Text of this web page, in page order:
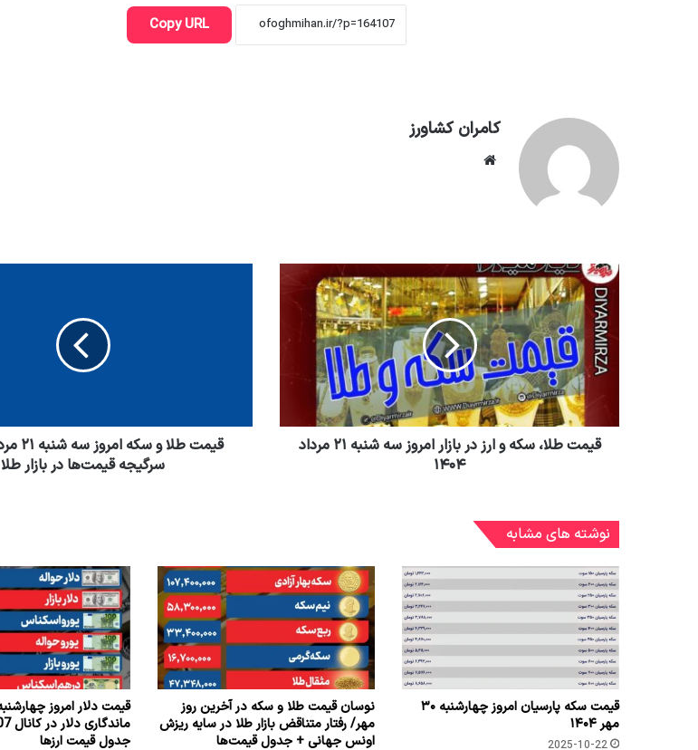
Copy URL
کامران کشاورز
قیمت طلا، سکه و ارز در بازار امروز سه شنبه ۲۱ مرداد
۱۴۰۴
سرگیجه قیمت‌ها در بازار طلا
نوشته های مشابه
قیمت سکه پارسیان امروز چهارشنبه ۳۰
مهر ۱۴۰۴
2025-10-22
نوسان قیمت طلا و سکه در آخرین روز
مهر/ رفتار متناقض بازار طلا در سایه ریزش
اونس جهانی + جدول قیمت‌ها
جدول قیمت ارزها